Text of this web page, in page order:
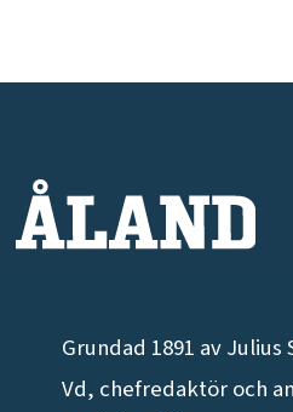
Grundad 1891 av Julius
Vd, chefredaktör och